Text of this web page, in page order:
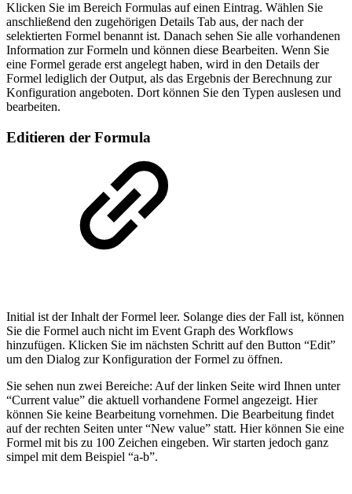
Klicken Sie im Bereich Formulas auf einen Eintrag. Wählen Sie
anschließend den zugehörigen Details Tab aus, der nach der
selektierten Formel benannt ist. Danach sehen Sie alle vorhandenen
Information zur Formeln und können diese Bearbeiten. Wenn Sie
eine Formel gerade erst angelegt haben, wird in den Details der
Formel lediglich der Output, als das Ergebnis der Berechnung zur
Konfiguration angeboten. Dort können Sie den Typen auslesen und
bearbeiten.
Editieren der Formula
Initial ist der Inhalt der Formel leer. Solange dies der Fall ist, können
Sie die Formel auch nicht im Event Graph des Workflows
hinzufügen. Klicken Sie im nächsten Schritt auf den Button “Edit”
um den Dialog zur Konfiguration der Formel zu öffnen.
Sie sehen nun zwei Bereiche: Auf der linken Seite wird Ihnen unter
“Current value” die aktuell vorhandene Formel angezeigt. Hier
können Sie keine Bearbeitung vornehmen. Die Bearbeitung findet
auf der rechten Seiten unter “New value” statt. Hier können Sie eine
Formel mit bis zu 100 Zeichen eingeben. Wir starten jedoch ganz
simpel mit dem Beispiel “a-b”.